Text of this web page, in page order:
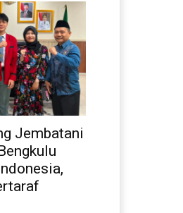
Jembatani